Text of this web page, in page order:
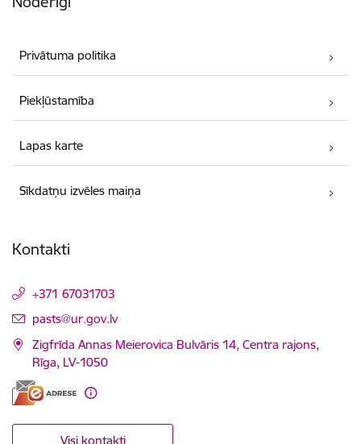
Privātuma politika
Piekļūstamība
Lapas karte
Sīkdatņu izvēles maiņa
Kontakti
+371 67031703
E-pasts:
pasts@ur.gov.lv
Zigfrīda Annas Meierovica Bulvāris 14, Centra rajons,
Rīga, LV-1050
Visi kontakti